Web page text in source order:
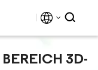
3D-